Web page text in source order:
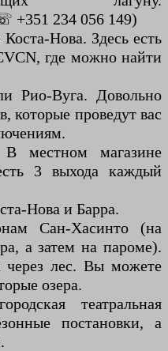
+351 234 056 149)
Нова. Здесь есть
где можно найти
Рио-Вуга. Довольно
которые проведут вас
В местном магазине
3 выхода каждый
Нова и Барра.
Сан-Хасинто (на
а затем на пароме).
через лес. Вы можете
озера.
театральная
постановки, а